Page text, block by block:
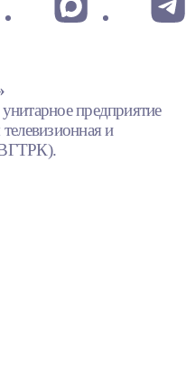
предприятие
и